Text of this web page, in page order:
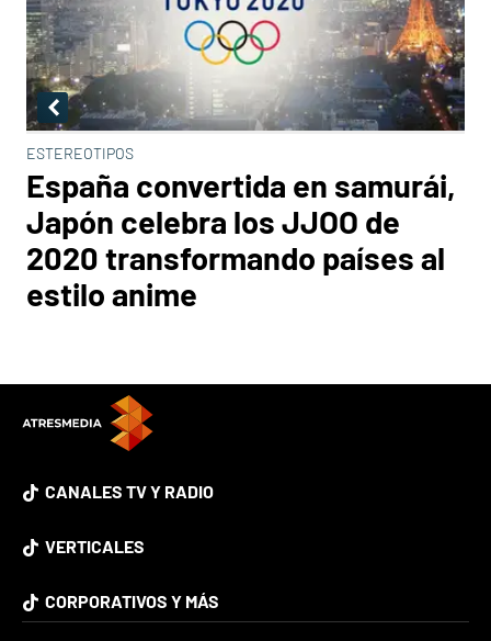
ESTEREOTIPOS
España convertida en samurái,
Japón celebra los JJOO de
2020 transformando países al
estilo anime
CANALES TV Y RADIO
VERTICALES
CORPORATIVOS Y MÁS